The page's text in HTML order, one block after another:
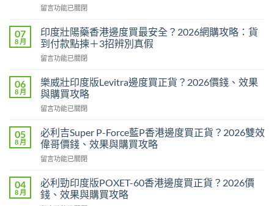
在
度
威
而
鋼
犀
利
士
邊
好？
2026
果、
錢、
持
留言功能已關閉
07
8 月
印度壯陽藥香港邊度買最安全？2026網購攻略：貨
到付款點揀＋3招辨別真假
在
度
壯
陽
藥
港
邊
度
買
安
全？
留言功能已關閉
06
8 月
樂威壯印度版Levitra邊度買正貨？2026價錢、效果
與購買攻略
在
威
壯
印
度
Levitra
邊
度
留言功能已關閉
05
8 月
必利吉Super P-Force藍P香港邊度買正貨？2026雙效
偉哥價錢、效果與購買攻略
在
利
吉
Super
留言功能已關閉
04
8 月
必利勁印度版POXET-60香港邊度買正貨？2026價
錢、效果與購買攻略